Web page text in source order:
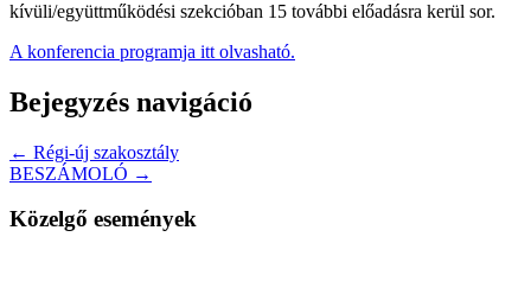
kívüli/együttműködési szekcióban 15 további előadásra kerül sor.
A konferencia programja itt olvasható.
Bejegyzés navigáció
← Régi-új szakosztály
BESZÁMOLÓ →
Közelgő események